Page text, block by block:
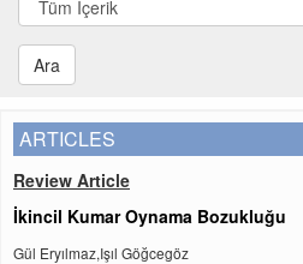
Ara
ARTICLES
Review Article
İkincil Kumar Oynama Bozukluğu
Gül Eryılmaz,Işıl Göğcegöz